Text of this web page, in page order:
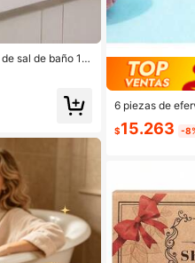
sal de baño 12
6 piezas de
con fragancia
egalo único
$15.263 -